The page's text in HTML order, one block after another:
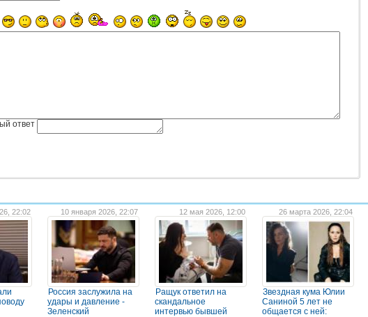
ответ
22:02 10 января 2026, 22:07
Россия заслужила на
удары и давление -
Зеленский
12 мая 2026, 12:00
Ращук ответил на
скандальное
интервью бывшей
26 марта 2026, 22:04
Звездная кума Юлии
Саниной 5 лет не
общается с ней: